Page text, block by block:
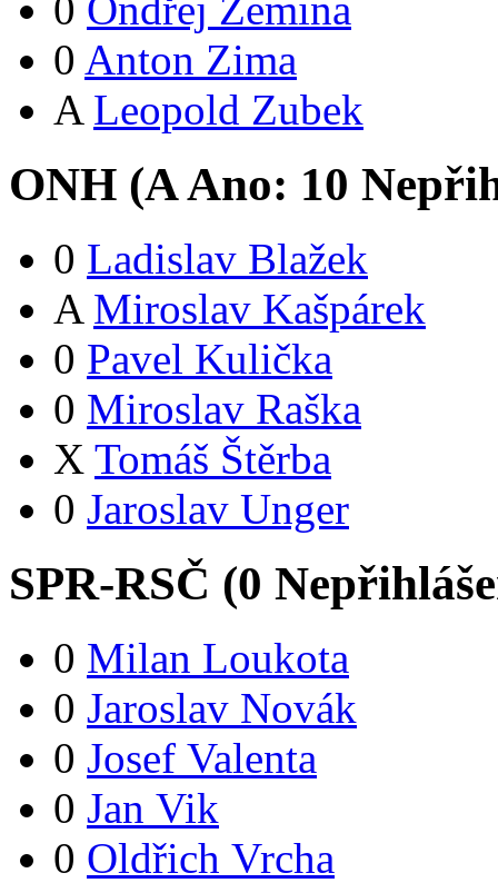
0 Anton Zima
A Leopold Zubek
ONH (AAno: 10
0 Ladislav Blažek
A Miroslav Kašpárek
0 Pavel Kulička
0 Miroslav Raška
X Tomáš Štěrba
0 Jaroslav Unger
SPR-RSČ (0
0 Milan Loukota
0 Jaroslav Novák
0 Josef Valenta
0 Jan Vik
0 Oldřich Vrcha